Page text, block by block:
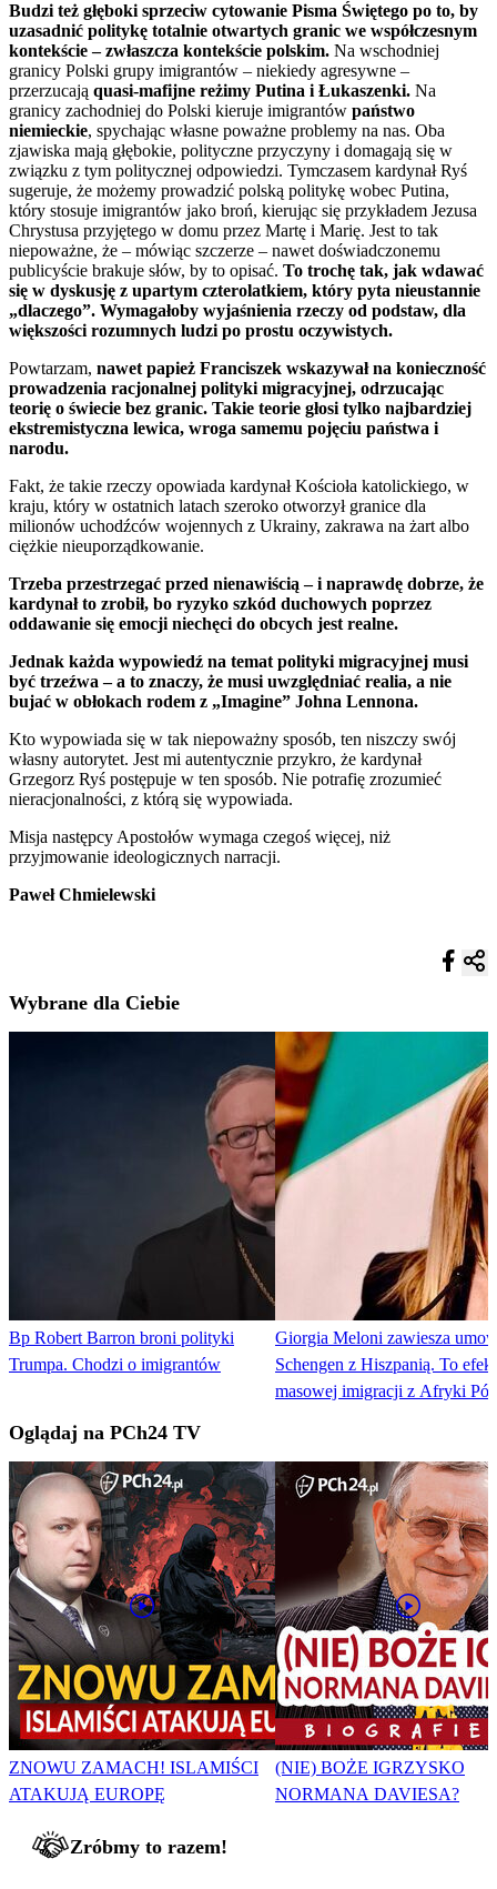
Budzi też głęboki sprzeciw cytowanie Pisma Świętego po to, by
uzasadnić politykę totalnie otwartych granic we współczesnym
kontekście – zwłaszcza kontekście polskim. Na wschodniej
granicy Polski grupy imigrantów – niekiedy agresywne –
przerzucają quasi-mafijne reżimy Putina i Łukaszenki. Na
granicy zachodniej do Polski kieruje imigrantów państwo
niemieckie, spychając własne poważne problemy na nas. Oba
zjawiska mają głębokie, polityczne przyczyny i domagają się w
związku z tym politycznej odpowiedzi. Tymczasem kardynał Ryś
sugeruje, że możemy prowadzić polską politykę wobec Putina,
który stosuje imigrantów jako broń, kierując się przykładem Jezusa
Chrystusa przyjętego w domu przez Martę i Marię. Jest to tak
niepoważne, że – mówiąc szczerze – nawet doświadczonemu
publicyście brakuje słów, by to opisać. To trochę tak, jak wdawać
się w dyskusję z upartym czterolatkiem, który pyta nieustannie
„dlaczego”. Wymagałoby wyjaśnienia rzeczy od podstaw, dla
większości rozumnych ludzi po prostu oczywistych.
Powtarzam, nawet papież Franciszek wskazywał na konieczność
prowadzenia racjonalnej polityki migracyjnej, odrzucając
teorię o świecie bez granic. Takie teorie głosi tylko najbardziej
ekstremistyczna lewica, wroga samemu pojęciu państwa i
narodu.
Fakt, że takie rzeczy opowiada kardynał Kościoła katolickiego, w
kraju, który w ostatnich latach szeroko otworzył granice dla
milionów uchodźców wojennych z Ukrainy, zakrawa na żart albo
ciężkie nieuporządkowanie.
Trzeba przestrzegać przed nienawiścią – i naprawdę dobrze, że
kardynał to zrobił, bo ryzyko szkód duchowych poprzez
oddawanie się emocji niechęci do obcych jest realne.
Jednak każda wypowiedź na temat polityki migracyjnej musi
być trzeźwa – a to znaczy, że musi uwzględniać realia, a nie
bujać w obłokach rodem z „Imagine” Johna Lennona.
Kto wypowiada się w tak niepoważny sposób, ten niszczy swój
własny autorytet. Jest mi autentycznie przykro, że kardynał
Grzegorz Ryś postępuje w ten sposób. Nie potrafię zrozumieć
nieracjonalności, z którą się wypowiada.
Misja następcy Apostołów wymaga czegoś więcej, niż
przyjmowanie ideologicznych narracji.
Paweł Chmielewski
Wybrane dla Ciebie
Bp Robert Barron broni polityki
Trumpa. Chodzi o imigrantów
Giorgia Meloni zawiesza
Schengen z Hiszpanią. To efekt
masowej imigracji z Afryki
Oglądaj na PCh24 TV
ZNOWU ZAMACH! ISLAMIŚCI
ATAKUJĄ EUROPĘ
(NIE) BOŻE IGRZYSKO
NORMANA DAVIESA?
Zróbmy to razem!